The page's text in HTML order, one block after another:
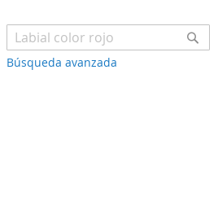
Búsqueda avanzada
Mi carrito